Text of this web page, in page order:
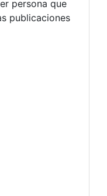
persona que
publicaciones